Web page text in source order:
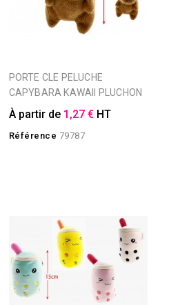
PORTE CLE PELUCHE
CAPYBARA KAWAII PLUCHON
À partir de 1,27 € HT
Référence 79787